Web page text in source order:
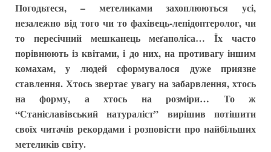
Погодьтеся, – метеликами захоплюються усі,
незалежно від того чи то фахівець-лепідоптеролог, чи
то пересічний мешканець меґаполіса… Їх часто
порівнюють із квітами, і до них, на противагу іншим
комахам, у людей сформувалося дуже приязне
ставлення. Хтось звертає увагу на забарвлення, хтось
на форму, а хтось на розміри… То ж
“Станіславівський натураліст” вирішив потішити
своїх читачів рекордами і розповісти про найбільших
метеликів світу.